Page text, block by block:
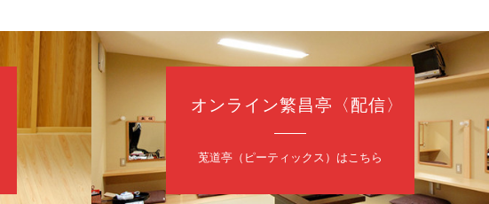
朝
日（日）
第98回 桂慶枝の早起き寄席～親子の噺スペシャル～
桂慶枝「KCストーリー」／月亭遊真「真田小僧」／桂三実「ワンワン」／桂慶枝「せ
開演：午前10時（9時30分開場）1F全席指定 2F全席自由
前売2,000円 当日2,500円 25歳以下前売・当日共1,000円
お問合せ：落語ファクトリー 0120-874-315
オンライン繁昌亭〈配信〉
莵道亭（ピーティックス）はこちら